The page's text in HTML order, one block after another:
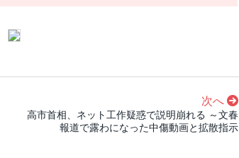
次へ
高市首相、ネット工作疑惑で説明崩れる ～文春
報道で露わになった中傷動画と拡散指示